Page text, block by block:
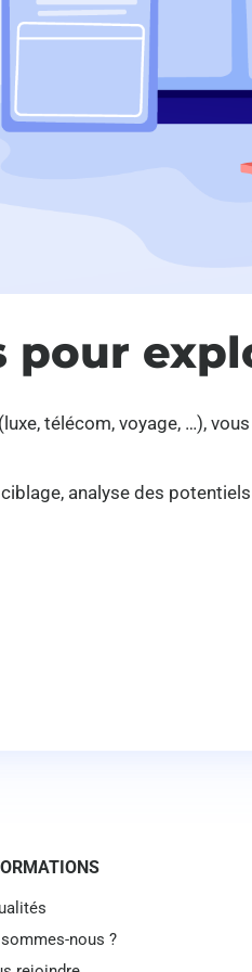
télécom, voyage, …),
analyse des
nous ?